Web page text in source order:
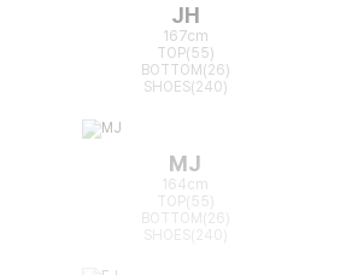
JH
167cm
TOP(55)
BOTTOM(26)
SHOES(240)
MJ
164cm
TOP(55)
BOTTOM(26)